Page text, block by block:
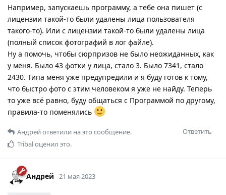
Например, запускаешь программу, а тебе она пишет (с
лицензии такой-то были удалены лица пользователя
такого-то). Или с лицензии такой-то были удалены лица
(полный список фотографий в лог файле).
Ну а помочь, чтобы сюрпризов не было неожиданных, как
у меня. Было 43 фотки у лица, стало 3. Было 7341, стало
2430. Типа меня уже предупредили и я буду готов к тому,
что быстро фото с этим человеком я уже не найду. Теперь
то уже всё равно, буду общаться с Программой по другому,
правила-то поменялись
Ответить
Андрейответили на это сообщение.
Tribalоценил это.
Андрей 21 мая 2023